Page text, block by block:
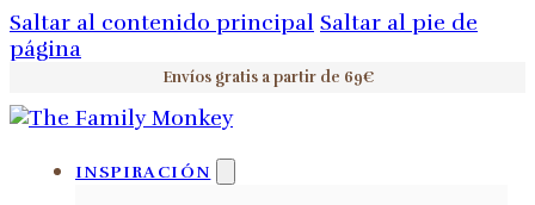
Saltar al contenido principal Saltar al pie de
página
Envíos gratis a partir de 69€
INSPIRACIÓN